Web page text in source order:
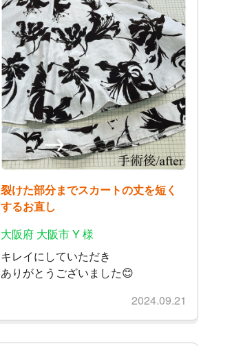
裂けた部分までスカートの丈を短く
するお直し
大阪府 大阪市 Y 様
キレイにしていただき
ありがとうございました😊
2024.09.21